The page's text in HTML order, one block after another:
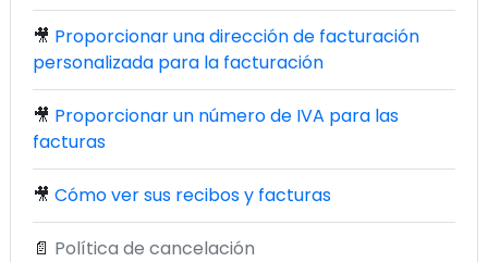
🎥 Proporcionar una dirección de facturación
personalizada para la facturación
🎥 Proporcionar un número de IVA para las
facturas
🎥 Cómo ver sus recibos y facturas
📄 Política de cancelación